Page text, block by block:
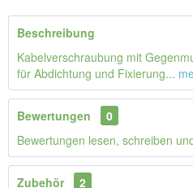
Beschreibung
Kabelverschraubung mit
für Abdichtung und Fixierung...
Bewertungen
0
Bewertungen lesen, schreiben
Zubehör 2